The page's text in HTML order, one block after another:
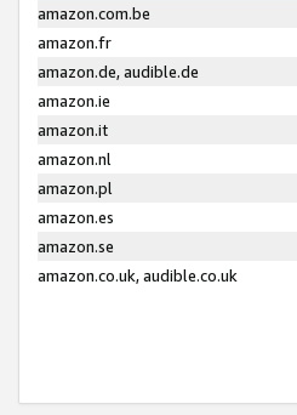
amazon.com.be
amazon.fr
amazon.de, audible.de
amazon.ie
amazon.it
amazon.nl
amazon.pl
amazon.es
amazon.se
amazon.co.uk, audible.co.uk